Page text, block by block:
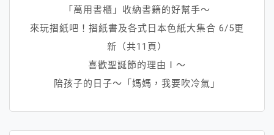
「萬用書櫃」收納書籍的好幫手～
來玩摺紙吧！摺紙書及各式日本色紙大集合 6/5更
新（共11頁）
喜歡聖誕節的理由Ⅰ～
陪孩子的日子～「媽媽，我要吹冷氣」